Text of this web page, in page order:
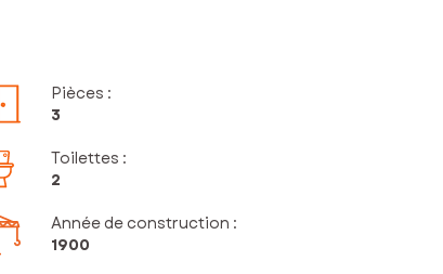
Pièces :
3
Toilettes :
2
Année de construction :
1900